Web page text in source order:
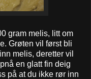
gram melis, litt om
Grøten vil først bli
melis, deretter vil
en glatt fin deig
på at du ikke rør inn